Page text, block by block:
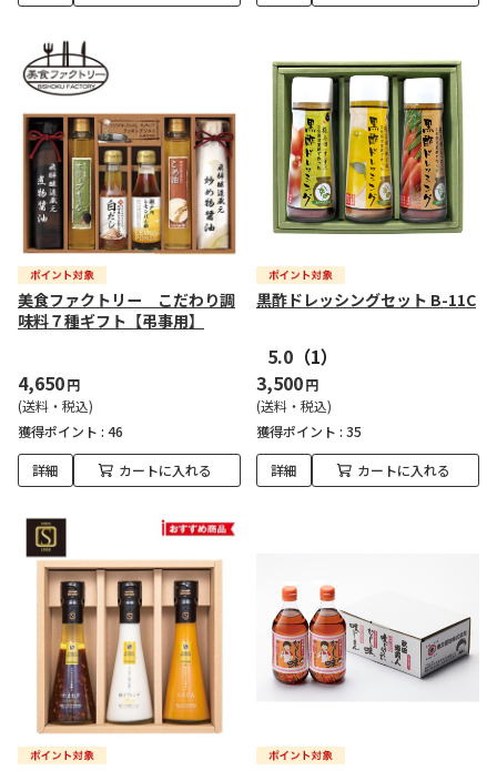
美食ファクトリー こだわり調
味料７種ギフト【弔事用】
4,650円
(送料・税込)
獲得ポイント : 46
詳細 カートに入れる
黒酢ドレッシングセット B-11C
5.0 （1）
3,500円
(送料・税込)
獲得ポイント : 35
詳細 カートに入れる